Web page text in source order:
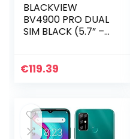
BLACKVIEW
BV4900 PRO DUAL
SIM BLACK (5.7” –
€119.39